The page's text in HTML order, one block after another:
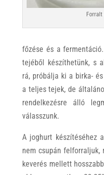
Forralt
főzése és a
tejéből készíthetünk, s
rá, próbálja ki a birka-
a teljes tejek, de
rendelkezésre álló
válasszunk.
A joghurt készítéséhez
nem csupán
keverés mellett